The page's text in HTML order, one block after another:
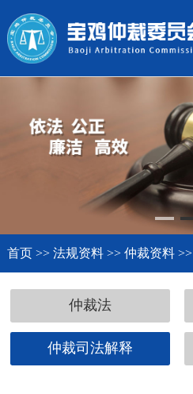
首页>> 法规资料>> 仲裁资料>>
仲裁法
仲裁司法解释